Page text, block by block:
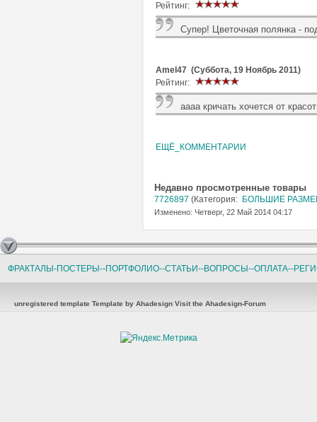
Рейтинг:
Супер! Цветочная полянка -
Amel47 (Суббота, 19 Ноябрь 2011)
Рейтинг:
аааа кричать хочется от
ЕЩЁ_КОММЕНТАРИИ
Недавно просмотренные товары
7726897 (Категория: БОЛЬШИЕ
Изменено: Четверг, 22 Май 2014 04:17
ФРАКТАЛЫ-ПОСТЕРЫ--ПОРТФОЛИО--СТАТЬИ--ВОПРОСЫ--ОПЛАТА--
unregistered template Template by Ahadesign Visit the Ahadesign-Forum